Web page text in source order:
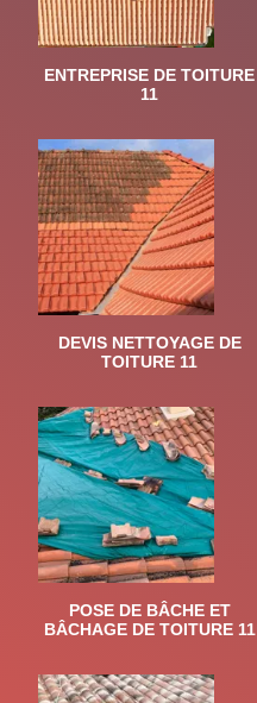
ENTREPRISE DE TOITURE
11
DEVIS NETTOYAGE DE
TOITURE 11
POSE DE BÂCHE ET
BÂCHAGE DE TOITURE 11